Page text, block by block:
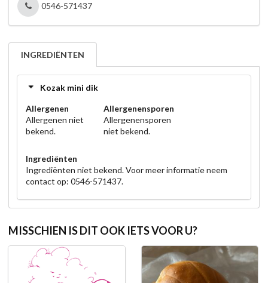
0546-571437
INGREDIËNTEN
Kozak mini dik
Allergenen
Allergenen niet
bekend.
Allergenensporen
Allergenensporen
niet bekend.
Ingrediënten
Ingrediënten niet bekend. Voor meer informatie neem
contact op: 0546-571437.
MISSCHIEN IS DIT OOK IETS VOOR U?